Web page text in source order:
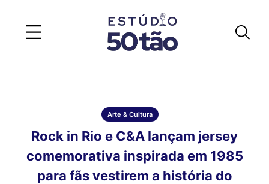
Arte & Cultura
Rock in Rio e C&A lançam jersey
comemorativa inspirada em 1985
para fãs vestirem a história do